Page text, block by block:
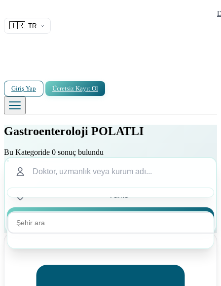
🇹🇷 TR
Giriş Yap Ücretsiz Kayıt Ol
Gastroenteroloji POLATLI
Bu Kategoride 0 sonuç bulundu